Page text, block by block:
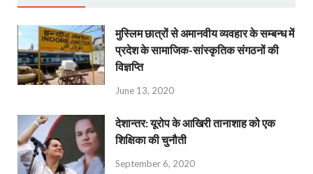
मुस्लिम छात्रों से अमानवीय व्यवहार के सम्बन्ध में
प्रदेश के सामाजिक-सांस्कृतिक संगठनों की
विज्ञप्ति
June 13, 2020
देशान्‍तर: यूरोप के आखिरी तानाशाह को एक
शिक्षिका की चुनौती
September 6, 2020